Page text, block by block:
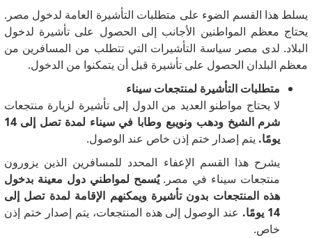
يسلط هذا القسم الضوء على متطلبات التأشيرة العامة لدخول مصر.
يحتاج معظم المواطنين الأجانب إلى الحصول على تأشيرة لدخول
البلاد. لدى مصر سياسة التأشيرات التي تتطلب من المسافرين من
معظم البلدان الحصول على تأشيرة قبل أن يتمكنوا من الدخول.
متطلبات التأشيرة لمنتجعات سيناء
لا يحتاج مواطنو العديد من الدول إلى تأشيرة لزيارة منتجعات
شرم الشيخ ودهب ونويبع وطابا في سيناء لمدة تصل إلى 14
يومًا. يتم إصدار ختم إذن خاص عند الوصول.
يشرح هذا القسم الإعفاء المحدد للمسافرين الذين يزورون
منتجعات سيناء في مصر.يُسمح لمواطني دول معينة بدخول
هذه المنتجعات بدون تأشيرة ويمكنهم الإقامة لمدة تصل إلى
14 يومًا.
عند الوصول إلى هذه المنتجعات، يتم إصدار ختم إذن
خاص.